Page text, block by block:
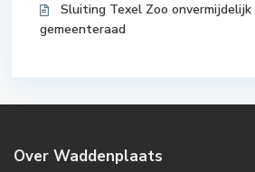
Sluiting Texel Zoo
gemeenteraad
Over Waddenplaats